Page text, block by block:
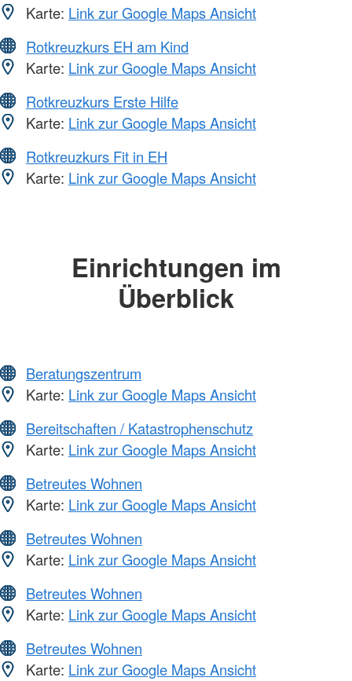
Karte: Link zur Google Maps Ansicht
Rotkreuzkurs EH am Kind
Karte: Link zur Google Maps Ansicht
Rotkreuzkurs Erste Hilfe
Karte: Link zur Google Maps Ansicht
Rotkreuzkurs Fit in EH
Karte: Link zur Google Maps Ansicht
Einrichtungen im
Überblick
Beratungszentrum
Karte: Link zur Google Maps Ansicht
Bereitschaften / Katastrophenschutz
Karte: Link zur Google Maps Ansicht
Betreutes Wohnen
Karte: Link zur Google Maps Ansicht
Betreutes Wohnen
Karte: Link zur Google Maps Ansicht
Betreutes Wohnen
Karte: Link zur Google Maps Ansicht
Betreutes Wohnen
Karte: Link zur Google Maps Ansicht